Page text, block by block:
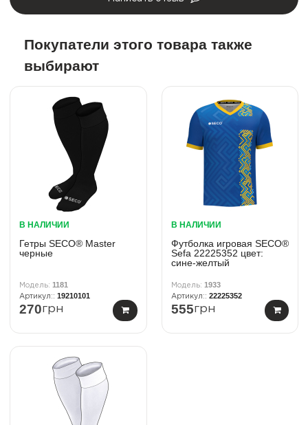
Покупатели этого товара также
выбирают
В НАЛИЧИИ
Гетры SECO® Master
черные
1181
19210101
270грн
В НАЛИЧИИ
Футболка игровая SECO®
Sefa 22225352 цвет:
сине-желтый
1933
22225352
555грн